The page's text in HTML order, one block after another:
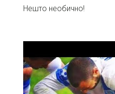
Нешто необично!